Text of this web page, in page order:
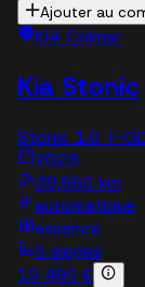
Ajouter au
KIA Colmar
Kia Stonic
Stonic 1.0 T-
2023
28,960 km
automatique
essence
5 sieges
19 490 €